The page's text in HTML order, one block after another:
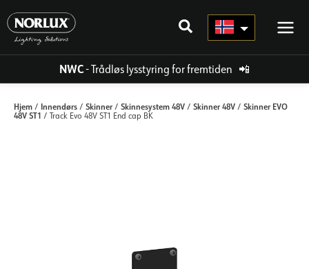
rett
innholdet
NWC- Trådløs lysstyring for fremtiden 📲
Hjem / Innendørs / Skinner/ Skinnesystem 48V / Skinner 48V / Skinner EVO
48V ST1 / Track Evo 48V ST1 End cap BK